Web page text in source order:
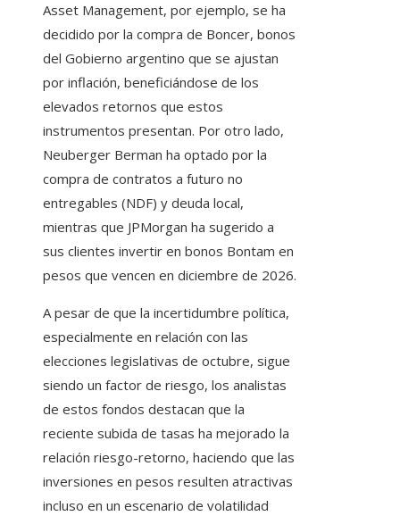
Asset Management, por ejemplo, se ha
decidido por la compra de Boncer, bonos
del Gobierno argentino que se ajustan
por inflación, beneficiándose de los
elevados retornos que estos
instrumentos presentan. Por otro lado,
Neuberger Berman ha optado por la
compra de contratos a futuro no
entregables (NDF) y deuda local,
mientras que JPMorgan ha sugerido a
sus clientes invertir en bonos Bontam en
pesos que vencen en diciembre de 2026.
A pesar de que la incertidumbre política,
especialmente en relación con las
elecciones legislativas de octubre, sigue
siendo un factor de riesgo, los analistas
de estos fondos destacan que la
reciente subida de tasas ha mejorado la
relación riesgo-retorno, haciendo que las
inversiones en pesos resulten atractivas
incluso en un escenario de volatilidad